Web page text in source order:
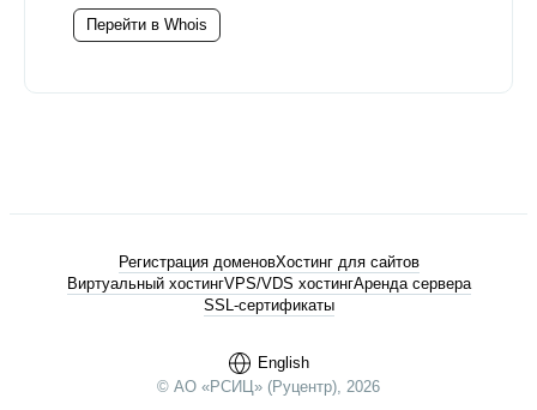
Перейти в Whois
English
© АО «РСИЦ» (Руцентр), 2026
Регистрация доменовХостинг для сайтов
Виртуальный хостингVPS/VDS хостингАренда сервера
SSL-сертификаты